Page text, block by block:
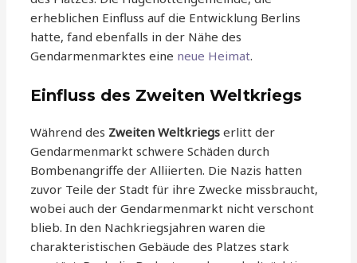
erheblichen Einfluss auf die Entwicklung Berlins
hatte, fand ebenfalls in der Nähe des
Gendarmenmarktes eine neue Heimat.
Einfluss des Zweiten Weltkriegs
Während des Zweiten Weltkriegs erlitt der
Gendarmenmarkt schwere Schäden durch
Bombenangriffe der Alliierten. Die Nazis hatten
zuvor Teile der Stadt für ihre Zwecke missbraucht,
wobei auch der Gendarmenmarkt nicht verschont
blieb. In den Nachkriegsjahren waren die
charakteristischen Gebäude des Platzes stark